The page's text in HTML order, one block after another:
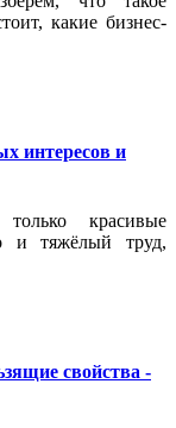
какие бизнес-
интересов и
красивые
и тяжёлый труд,
свойства -